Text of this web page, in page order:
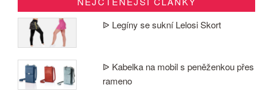
ᐉ Legíny se sukní Lelosi Skort
ᐉ Kabelka na mobil s peněženkou přes
rameno